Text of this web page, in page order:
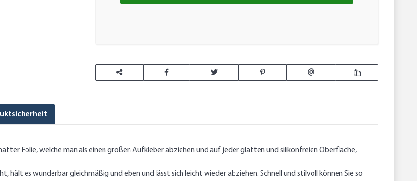
Folie, welche man als einen großen Aufkleber abziehen und auf jeder glatten und silikonfreien Oberfläche,
hält es wunderbar gleichmäßig und eben und lässt sich leicht wieder abziehen. Schnell und stilvoll können Sie so